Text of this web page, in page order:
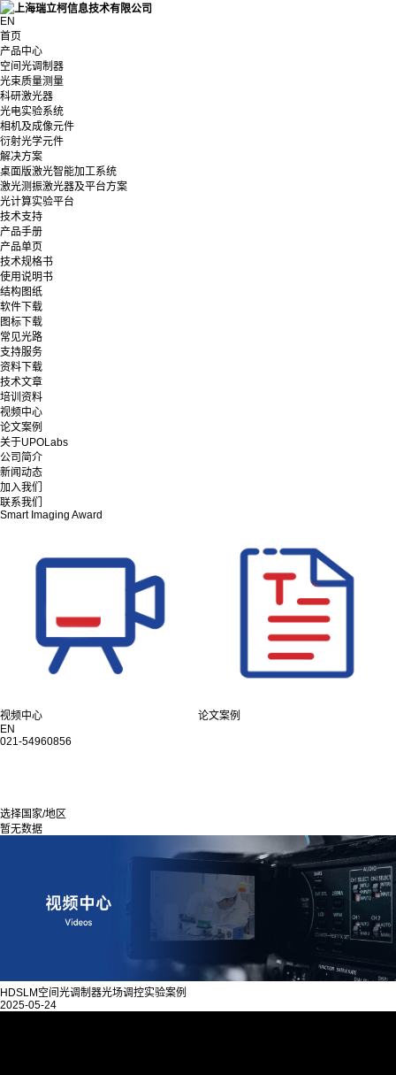
EN
首页
产品中心
空间光调制器
光束质量测量
科研激光器
光电实验系统
相机及成像元件
衍射光学元件
解决方案
桌面版激光智能加工系统
激光测振激光器及平台方案
光计算实验平台
技术支持
产品手册
产品单页
技术规格书
使用说明书
结构图纸
软件下载
图标下载
常见光路
支持服务
资料下载
技术文章
培训资料
视频中心
论文案例
关于UPOLabs
公司简介
新闻动态
加入我们
联系我们
Smart Imaging Award
视频中心
论文案例
EN
021-54960856
选择国家/地区
暂无数据
HDSLM空间光调制器光场调控实验案例
2025-05-24